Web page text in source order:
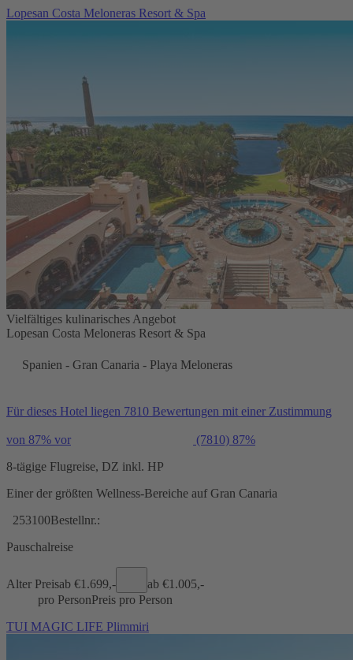
Lopesan Costa Meloneras Resort & Spa
Vielfältiges kulinarisches Angebot
Lopesan Costa Meloneras Resort & Spa
Spanien - Gran Canaria - Playa Meloneras
Für dieses Hotel liegen 7810 Bewertungen mit einer Zustimmung
von 87% vor (7810) 87%
8-tägige Flugreise, DZ inkl. HP
Einer der größten Wellness-Bereiche auf Gran Canaria
253100Bestellnr.:
Pauschalreise
Alter Preisab €1.699,- ab €1.005,-
pro PersonPreis pro Person
TUI MAGIC LIFE Plimmiri